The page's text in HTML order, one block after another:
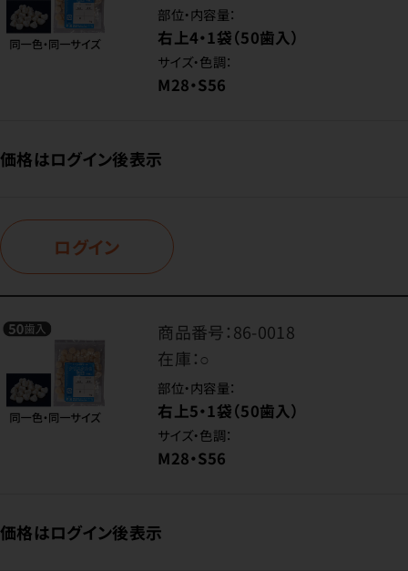
部位・内容量：
右上4・1袋（50歯入）
サイズ・色調：
M28・S56
価格はログイン後表示
ログイン
商品番号：86-0018
在庫：○
部位・内容量：
右上5・1袋（50歯入）
サイズ・色調：
M28・S56
価格はログイン後表示